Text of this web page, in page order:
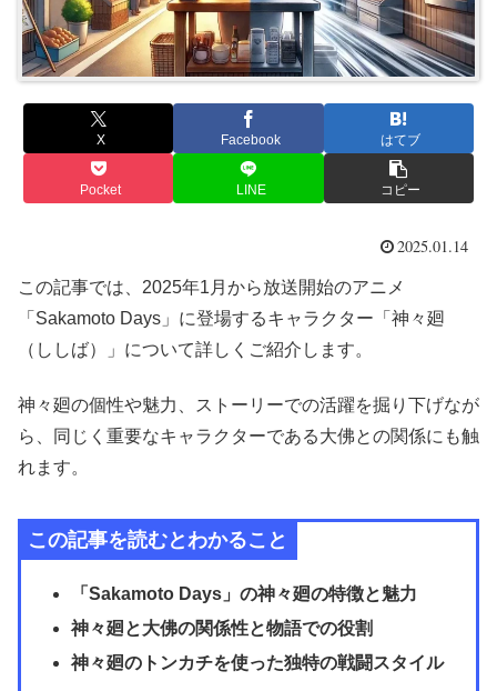
X Facebook はてブ
Pocket LINE コピー
2025.01.14
この記事では、2025年1月から放送開始のアニメ
「Sakamoto Days」に登場するキャラクター「神々廻
（ししば）」について詳しくご紹介します。
神々廻の個性や魅力、ストーリーでの活躍を掘り下げなが
ら、同じく重要なキャラクターである大佛との関係にも触
れます。
この記事を読むとわかること
「Sakamoto Days」の神々廻の特徴と魅力
神々廻と大佛の関係性と物語での役割
神々廻のトンカチを使った独特の戦闘スタイル